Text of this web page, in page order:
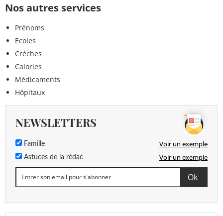
Nos autres services
Prénoms
Ecoles
Crèches
Calories
Médicaments
Hôpitaux
NEWSLETTERS
Famille Voir un exemple
Astuces de la rédac Voir un exemple